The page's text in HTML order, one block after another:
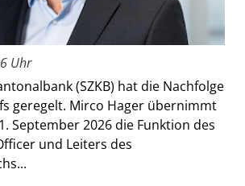
Uhr
(SZKB) hat die Nachfolge
geregelt. Mirco Hager übernimmt
September 2026 die Funktion des
und Leiters des